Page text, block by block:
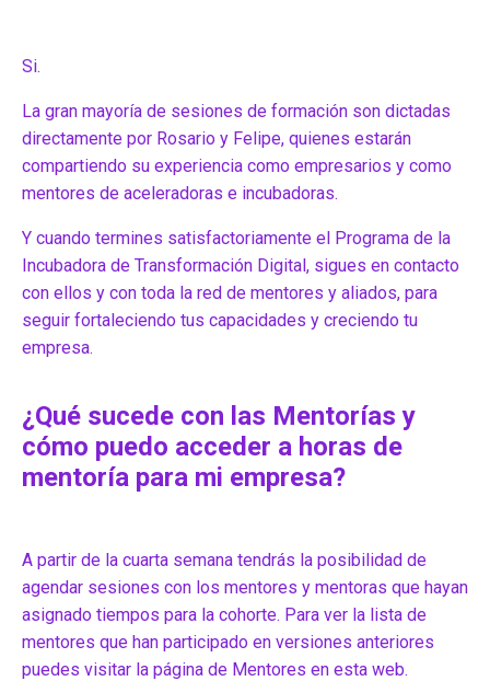
Si.
La gran mayoría de sesiones de formación son dictadas
directamente por Rosario y Felipe, quienes estarán
compartiendo su experiencia como empresarios y como
mentores de aceleradoras e incubadoras.
Y cuando termines satisfactoriamente el Programa de la
Incubadora de Transformación Digital, sigues en contacto
con ellos y con toda la red de mentores y aliados, para
seguir fortaleciendo tus capacidades y creciendo tu
empresa.
¿Qué sucede con las Mentorías y
cómo puedo acceder a horas de
mentoría para mi empresa?
A partir de la cuarta semana tendrás la posibilidad de
agendar sesiones con los mentores y mentoras que hayan
asignado tiempos para la cohorte. Para ver la lista de
mentores que han participado en versiones anteriores
puedes visitar la página de Mentores en esta web.